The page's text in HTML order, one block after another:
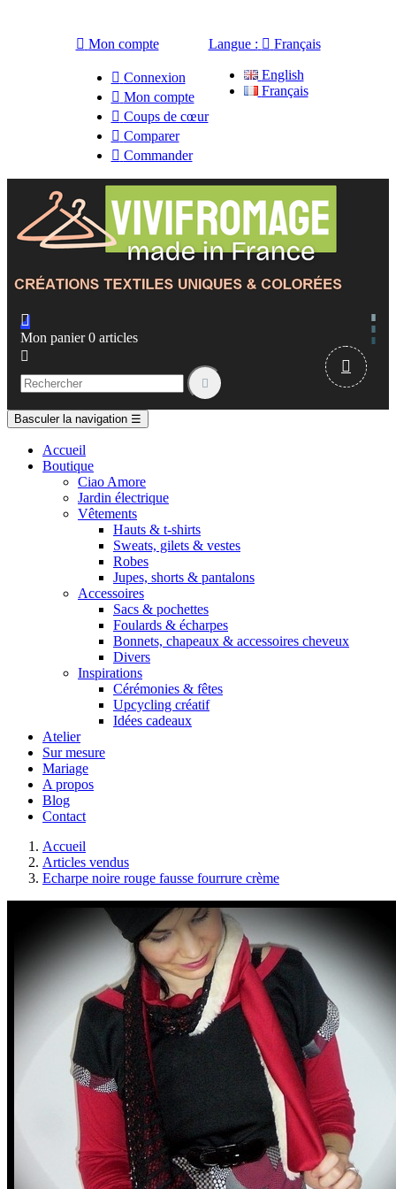
 Mon compte
 Connexion
 Mon compte
 Coups de cœur
 Comparer
 Commander
Langue :  Français
English
Français

Mon panier 0 articles



Basculer la navigation ☰
Accueil
Boutique
Ciao Amore
Jardin électrique
Vêtements
Hauts & t-shirts
Sweats, gilets & vestes
Robes
Jupes, shorts & pantalons
Accessoires
Sacs & pochettes
Foulards & écharpes
Bonnets, chapeaux & accessoires cheveux
Divers
Inspirations
Cérémonies & fêtes
Upcycling créatif
Idées cadeaux
Atelier
Sur mesure
Mariage
A propos
Blog
Contact
Accueil
Articles vendus
Echarpe noire rouge fausse fourrure crème